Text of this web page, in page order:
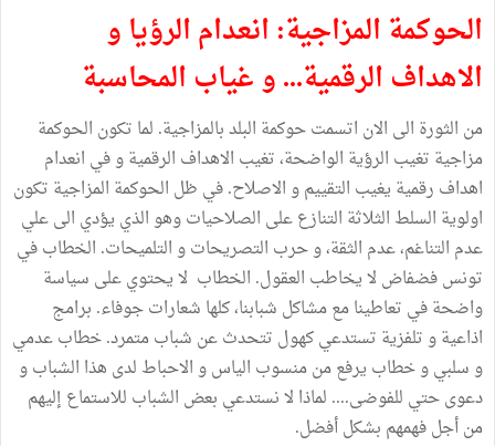
الحوكمة المزاجية: انعدام الرؤيا و
الاهداف الرقمية... و غياب المحاسبة
من الثورة الى الان اتسمت حوكمة البلد بالمزاجية. لما تكون الحوكمة
مزاجية تغيب الرؤية الواضحة، تغيب الاهداف الرقمية و في انعدام
اهداف رقمية يغيب التقييم و الاصلاح. في ظل الحوكمة المزاجية تكون
اولوية السلط الثلاثة التنازع على الصلاحيات وهو الذي يؤدي الى علي
عدم التناغم، عدم الثقة، و حرب التصريحات و التلميحات. الخطاب في
تونس فضفاض لا يخاطب العقول. الخطاب لا يحتوي على سياسة
واضحة في تعاطينا مع مشاكل شبابنا، كلها شعارات جوفاء. برامج
اذاعية و تلفزية تستدعي كهول تتحدث عن شباب متمرد. خطاب عدمي
و سلبي و خطاب يرفع من منسوب الياس و الاحباط لدى هذا الشباب و
دعوى حتي للفوضى.... لماذا لا نستدعي بعض الشباب للاستماع إليهم
من أجل فهمهم بشكل أفضل.